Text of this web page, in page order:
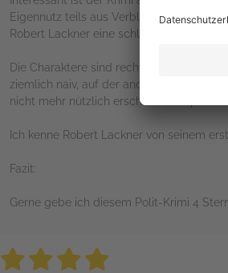
Eigennutz teils aus Verblendung eigene
Robert Lackner eine schlüssige, wenn
Die Charaktere sind recht gut
ziemlich naiv, auf der anderen halte ich
nicht mehr nützlich erscheint. Das passt
Ich kenne Robert Lackner von seinem
Fazit:
Gerne gebe ich diesem Polit-Krimi 4
4 stars
4 stars
4 stars